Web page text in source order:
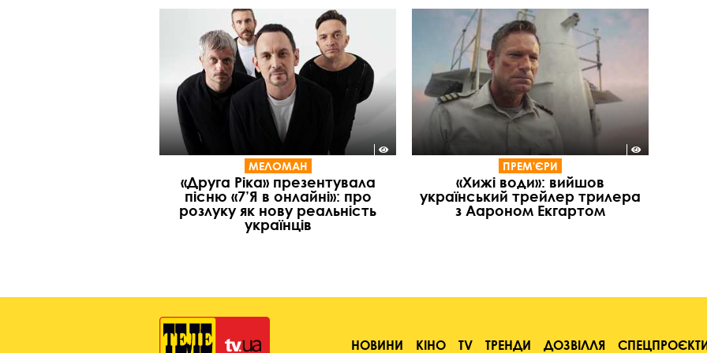
МЕЛОМАН
«Друга Ріка» презентувала
пісню «7’Я в онлайні»: про
розлуку як нову реальність
українців
ПРЕМ'ЄРИ
«Хижі води»: вийшов
український трейлер трилера
з Аароном Екгартом
НОВИНИ КІНО TV ТРЕНДИ ДОЗВІЛЛЯ